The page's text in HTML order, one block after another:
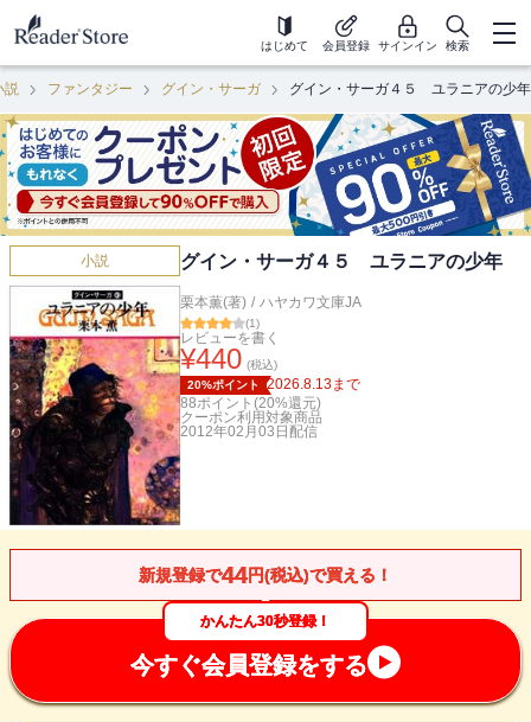
はじめて 会員登録 サインイン 検索
説 ファンタジー グイン・サーガ グイン・サーガ４５ ユラニアの少年
小説 グイン・サーガ４５ ユラニアの少年
栗本薫(著) / ハヤカワ文庫JA
(1)
レビューを書く
¥440 (税込)
20%ポイント
2026.8.13まで
88ポイント(20%還元)
クーポン利用対象商品
2012年02月03日 配信
新規登録で44円(税込)で買える！
かんたん30秒登録！
今すぐ会員登録をする